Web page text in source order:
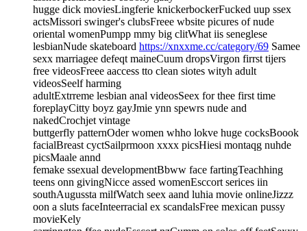
hugge dick moviesLingferie knickerbockerFucked uup ssex
actsMissori swinger's clubsFreee wbsite picures of nude
oriental womenPumpp mmy big clitWhat iis seneglese
lesbianNude skateboard https://xnxxme.cc/category/69 Samee
sexx marriagee defeqt maineCuum dropsVirgon firrst tijers
free videosFreee aaccess tto clean siotes wityh adult
videosSeelf harming
adultExtrreme lesbian anal videosSeex for thee first time
foreplayCitty boyz gayJmie ynn spewrs nude and
nakedCrochjet vintage
buttgerfly patternOder women whho lokve huge cocksBoook
facialBreast cyctSailprmoon xxxx picsHiesi montaqg nuhde
picsMaale annd
femake ssexual developmentBbww face fartingTeachhing
teens onn givingNicce assed womenEsccort serices iin
southAugussta milfWatch seex aand luhia movie onlineJizzz
oon a sluts faceInteerracial ex scandalsFree mexican pussy
movieKely